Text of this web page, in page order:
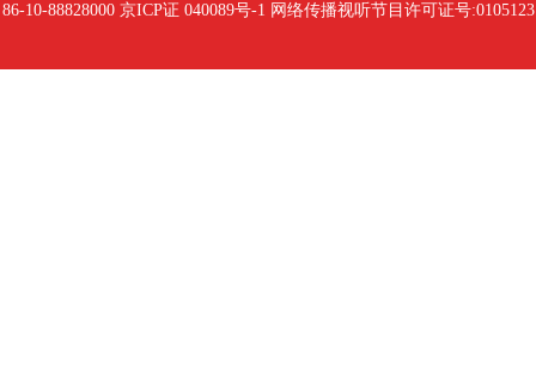
86-10-88828000 京ICP证 040089号-1 网络传播视听节目许可证号:0105123